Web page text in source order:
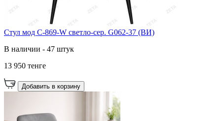
Cтул мод C-869-W светло-сер. G062-37 (ВИ)
В наличии - 47 штук
13 950 тенге
Добавить в корзину